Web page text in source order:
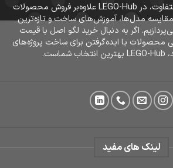
با هدف ارائه تجربه‌ای متفاوت، در LEGO-Hub علاوه‌بر فروش محصولات
مدل‌ها، آموزش‌های ساخت و تازه‌ترین
اگر به دنبال خرید لگو اصل با قیمت
یا ایده‌گرفتن برای ساخت پروژه‌های
لینک های مفید